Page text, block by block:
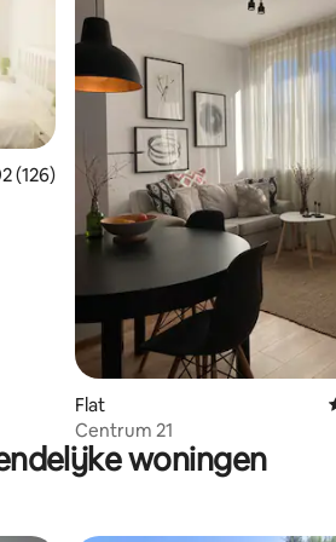
beoordeling van 4,92 op 5, 126
(126)
Flat
Centrum 21
woningen